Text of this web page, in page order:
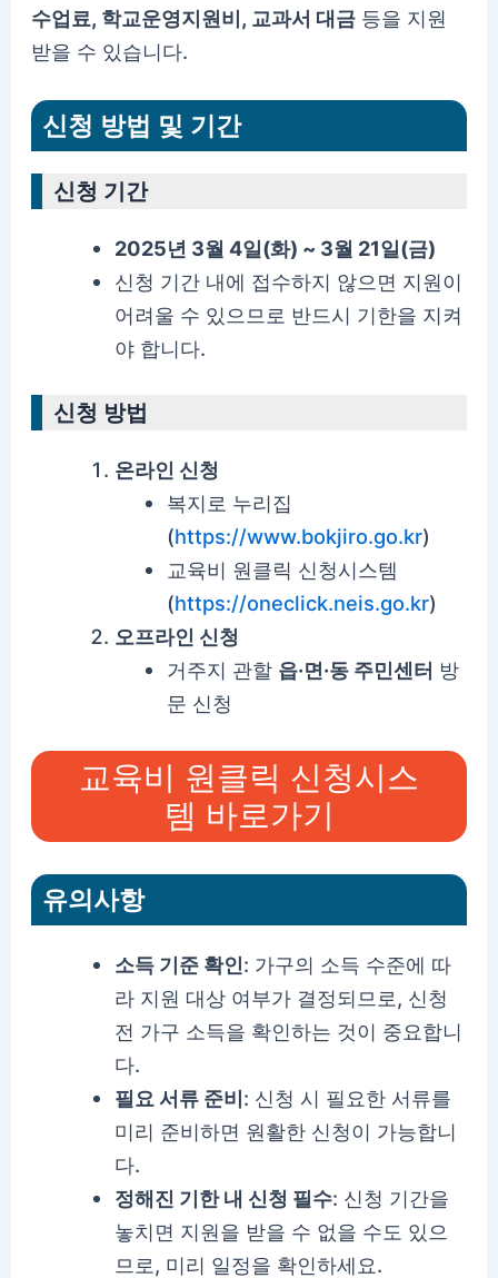
수업료, 학교운영지원비, 교과서 대금 등을 지원
받을 수 있습니다.
신청 방법 및 기간
신청 기간
2025년 3월 4일(화) ~ 3월 21일(금)
신청 기간 내에 접수하지 않으면 지원이
어려울 수 있으므로 반드시 기한을 지켜
야 합니다.
신청 방법
온라인 신청
복지로 누리집
(https://www.bokjiro.go.kr)
교육비 원클릭 신청시스템
(https://oneclick.neis.go.kr)
오프라인 신청
거주지 관할 읍·면·동 주민센터 방
문 신청
교육비 원클릭 신청시스
템 바로가기
유의사항
소득 기준 확인: 가구의 소득 수준에 따
라 지원 대상 여부가 결정되므로, 신청
전 가구 소득을 확인하는 것이 중요합니
다.
필요 서류 준비: 신청 시 필요한 서류를
미리 준비하면 원활한 신청이 가능합니
다.
정해진 기한 내 신청 필수: 신청 기간을
놓치면 지원을 받을 수 없을 수도 있으
므로, 미리 일정을 확인하세요.